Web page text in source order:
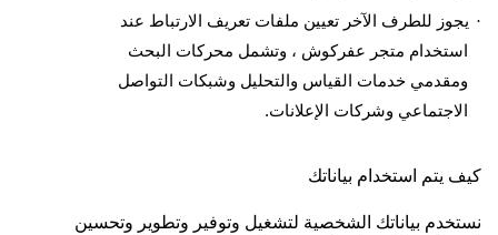
· يجوز للطرف الآخر تعيين ملفات تعريف الارتباط عند
استخدام متجر عفركوش ، وتشمل محركات البحث
ومقدمي خدمات القياس والتحليل وشبكات التواصل
الاجتماعي وشركات الإعلانات.
كيف يتم استخدام بياناتك
نستخدم بياناتك الشخصية لتشغيل وتوفير وتطوير وتحسين